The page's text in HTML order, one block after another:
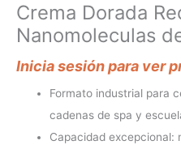
Crema Dorada
Nanomoleculas
Inicia sesión para ver
Formato industrial para
cadenas de spa y
Capacidad